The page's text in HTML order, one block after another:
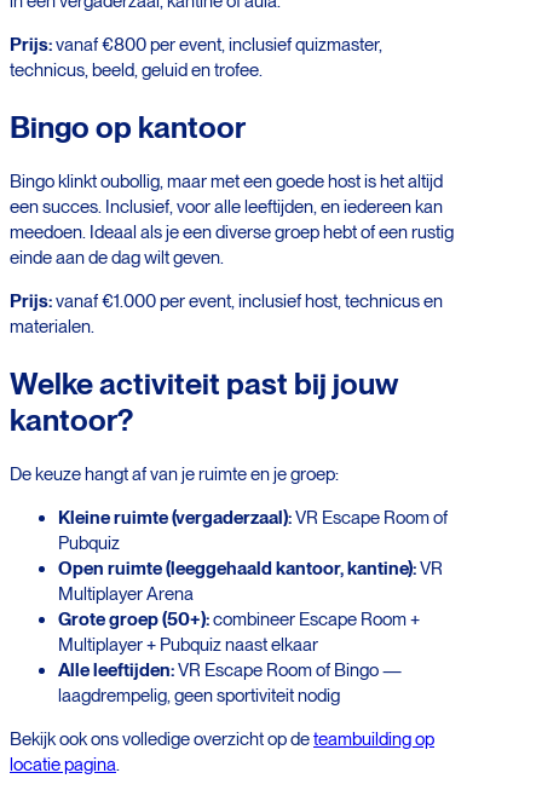
Prijs:vanaf €800 per event, inclusief quizmaster,
technicus, beeld, geluid en trofee.
Bingo op kantoor
Bingo klinkt oubollig, maar met een goede host is het altijd
een succes. Inclusief, voor alle leeftijden, en iedereen kan
meedoen. Ideaal als je een diverse groep hebt of een rustig
einde aan de dag wilt geven.
Prijs:vanaf €1.000 per event, inclusief host, technicus en
materialen.
Welke activiteit past bij jouw
kantoor?
De keuze hangt af van je ruimte en je groep:
Kleine ruimte (vergaderzaal):VR Escape Room of
Pubquiz
Open ruimte (leeggehaald kantoor, kantine):VR
Multiplayer Arena
Grote groep (50+):combineer Escape Room +
Multiplayer + Pubquiz naast elkaar
Alle leeftijden:VR Escape Room of Bingo —
laagdrempelig, geen sportiviteit nodig
Bekijk ook ons volledige overzicht op deteambuilding op
locatie pagina